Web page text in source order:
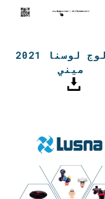
كتالوج لوسنا 2021
ميني